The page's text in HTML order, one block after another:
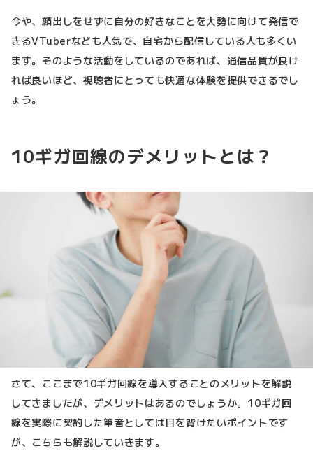
今や、顔出しをせずに自分の好きなことを大勢に向けて発信で
きるVTuberなども人気で、自宅から配信している人も多くい
ます。そのような活動をしているのであれば、通信品質が良け
れば良いほど、視聴者にとっても快適な体験を提供できるでし
ょう。
10ギガ回線のデメリットとは？
さて、ここまで10ギガ回線を導入することのメリットを解説
してきましたが、デメリットはあるのでしょうか。10ギガ回
線を実際に契約した筆者としては目を背けたいポイントです
が、こちらも解説していきます。